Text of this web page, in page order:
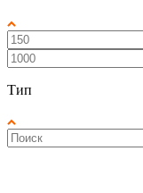
Тип